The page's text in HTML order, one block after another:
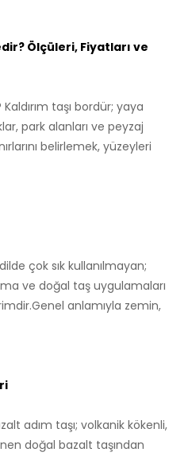
Ölçüleri, Fiyatları ve
Kaldırım taşı bordür; yaya
park alanları ve peyzaj
belirlemek, yüzeyleri
çok sık kullanılmayan;
ve doğal taş uygulamaları
anlamıyla zemin,
adım taşı; volkanik kökenli,
doğal bazalt taşından